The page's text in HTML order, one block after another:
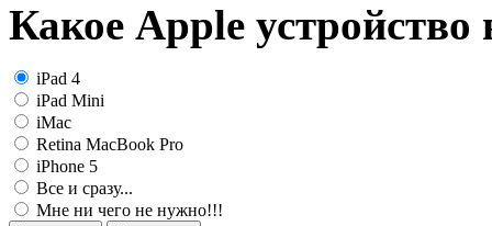
Какое Apple устройство
iPad 4
iPad Mini
iMac
Retina MacBook Pro
iPhone 5
Все и сразу...
Мне ни чего не нужно!!!